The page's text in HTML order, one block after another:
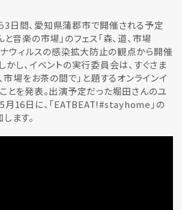
日間、愛知県蒲郡市で開催される予定
と音楽の市場」のフェス「森、道、市場
ナウィルスの感染拡大防止の観点から開催
かし、イベントの実行委員会は、すぐさま
市場をお茶の間で」と題するオンラインイ
とを発表。出演予定だった堀田さんのユ
月16日に、「EATBEAT!#stayhome」の
ます。